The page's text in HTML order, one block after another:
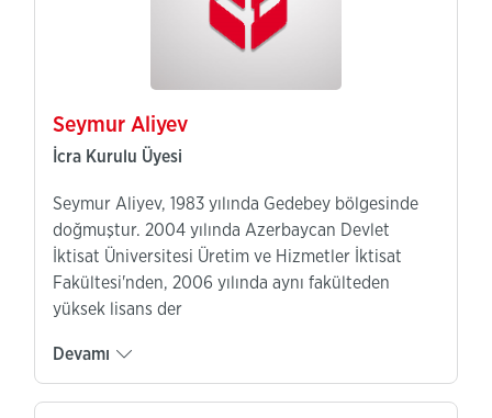
Seymur Aliyev
İcra Kurulu Üyesi
Seymur Aliyev, 1983 yılında Gedebey bölgesinde
doğmuştur. 2004 yılında Azerbaycan Devlet
İktisat Üniversitesi Üretim ve Hizmetler İktisat
Fakültesi'nden, 2006 yılında aynı fakülteden
yüksek lisans der
Devamı